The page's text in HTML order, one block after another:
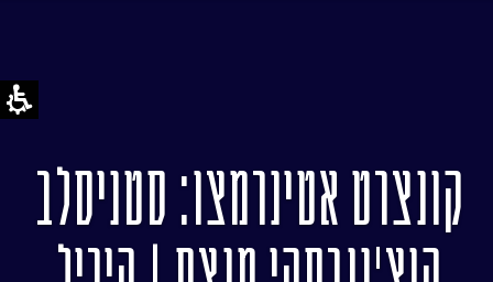
קונצרט אטינרמצו: סטניסלב